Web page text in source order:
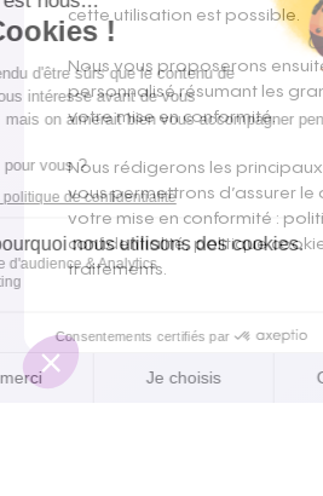
cette utilisation est possible.
Nous vous proposerons
personnalisé résumant les
votre mise en conformité.
Nous rédigerons les
vous permettrons d’assurer
votre mise en conformité :
confidentialité, politique
traitements.
Politique de confidentialité
Mentions légales
Réseaux Sociaux
Linkedin
Équipe